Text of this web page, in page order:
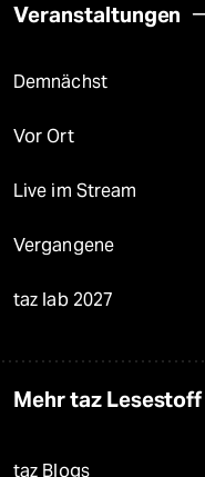
Veranstaltungen
Demnächst
Vor Ort
Live im Stream
Vergangene
taz lab 2027
Mehr taz Lesestoff
taz Blogs